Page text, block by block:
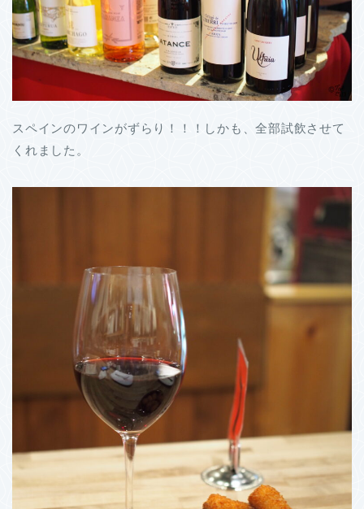
スペインのワインがずらり！！！しかも、全部試飲させて
くれました。